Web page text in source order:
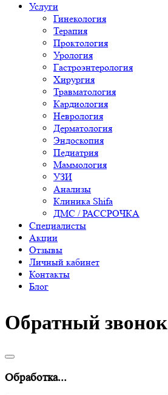
Услуги
Гинекология
Терапия
Проктология
Урология
Гастроэнтерология
Хирургия
Травматология
Кардиология
Неврология
Дерматология
Эндоскопия
Педиатрия
Маммология
УЗИ
Анализы
Клиника Shifa
ДМС / РАССРОЧКА
Специалисты
Акции
Отзывы
Личный кабинет
Контакты
Блог
Обратный звонок
Обработка...